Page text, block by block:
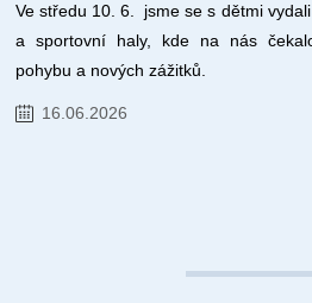
Ve středu 10. 6. jsme se s dětmi
a sportovní haly, kde na nás
pohybu a nových zážitků.
16.06.2026